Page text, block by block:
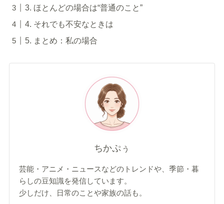
3. ほとんどの場合は“普通のこと”
4. それでも不安なときは
5. まとめ：私の場合
ちかぷぅ
芸能・アニメ・ニュースなどのトレンドや、季節・暮
らしの豆知識を発信しています。
少しだけ、日常のことや家族の話も。